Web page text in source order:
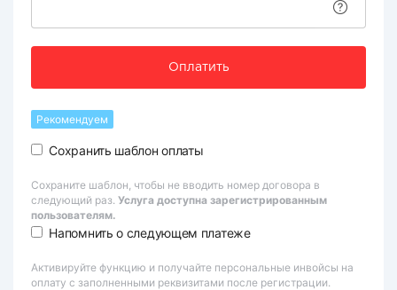
Оплатить
Рекомендуем
Сохранить шаблон оплаты
Сохраните шаблон, чтобы не вводить номер договора в
следующий раз. Услуга доступна зарегистрированным
пользователям.
Напомнить о следующем платеже
Активируйте функцию и получайте персональные инвойсы на
оплату с заполненными реквизитами после регистрации.